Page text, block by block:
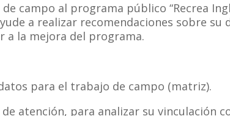
campo al programa público “Recrea
a realizar recomendaciones sobre su
la mejora del programa.
para el trabajo de campo (matriz).
atención, para analizar su vinculación